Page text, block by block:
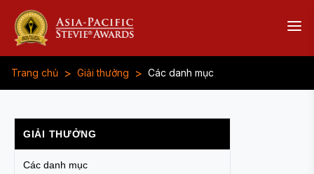
Trang chủ > Giải thưởng > Các danh mục
GIẢI THƯỞNG
Các danh mục